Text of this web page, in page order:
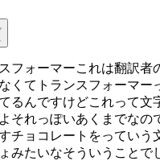
フォーマーこれは翻訳者
くてトランスフォーマー
るんですけどこれって文
それっぽいあくまでなの
チョコレートをっていう
みたいなそういうことで